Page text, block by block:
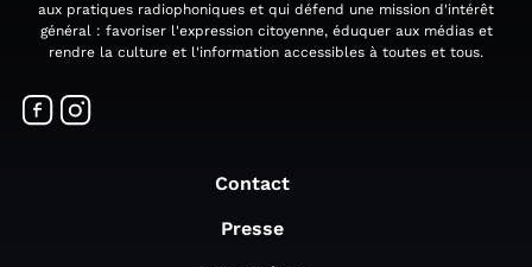
aux pratiques radiophoniques et qui défend une mission d'intérêt
général : favoriser l'expression citoyenne, éduquer aux médias et
rendre la culture et l'information accessibles à toutes et tous.
Contact
Presse